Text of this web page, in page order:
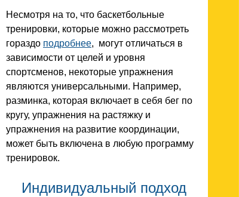
Несмотря на то, что баскетбольные
тренировки, которые можно рассмотреть
гораздо подробнее, могут отличаться в
зависимости от целей и уровня
спортсменов, некоторые упражнения
являются универсальными. Например,
разминка, которая включает в себя бег по
кругу, упражнения на растяжку и
упражнения на развитие координации,
может быть включена в любую программу
тренировок.
Индивидуальный подход